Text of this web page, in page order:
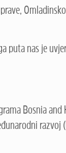
puta nas je
Bosnia and
razvoj